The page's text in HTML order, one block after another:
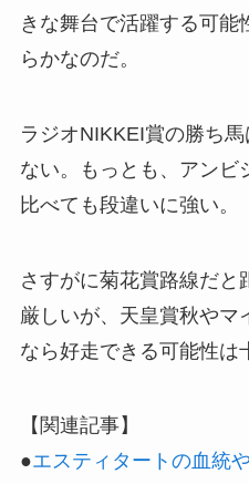
きな舞台で活躍する可能
らかなのだ。
ラジオNIKKEI賞の勝ち
ない。もっとも、アンビ
比べても段違いに強い。
さすがに菊花賞路線だと
厳しいが、天皇賞秋やマ
なら好走できる可能性は
【関連記事】
●エスティタートの血統